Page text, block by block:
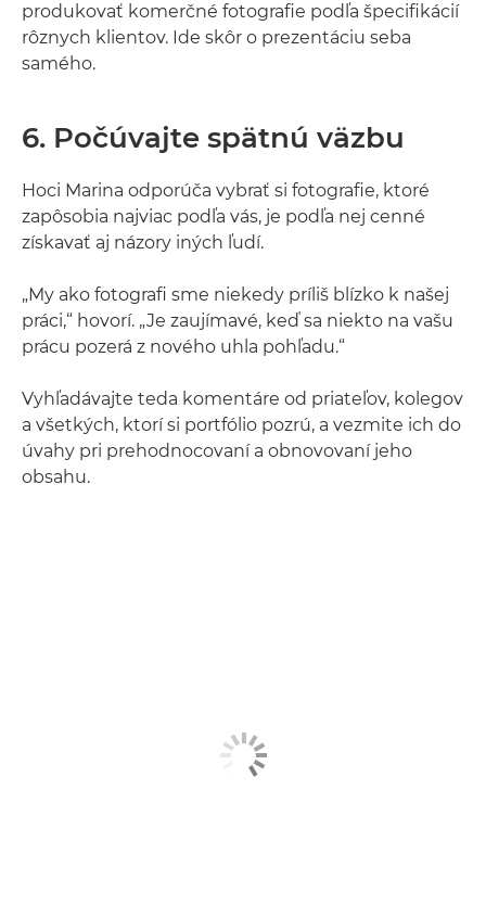
produkovať komerčné fotografie podľa špecifikácií
rôznych klientov. Ide skôr o prezentáciu seba
samého.
6. Počúvajte spätnú väzbu
Hoci Marina odporúča vybrať si fotografie, ktoré
zapôsobia najviac podľa vás, je podľa nej cenné
získavať aj názory iných ľudí.
„My ako fotografi sme niekedy príliš blízko k našej
práci,“ hovorí. „Je zaujímavé, keď sa niekto na vašu
prácu pozerá z nového uhla pohľadu.“
Vyhľadávajte teda komentáre od priateľov, kolegov
a všetkých, ktorí si portfólio pozrú, a vezmite ich do
úvahy pri prehodnocovaní a obnovovaní jeho
obsahu.